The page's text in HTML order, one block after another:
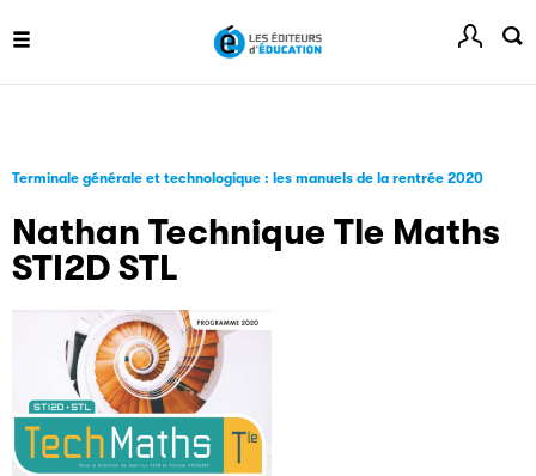
Terminale générale et technologique : les manuels de la rentrée 2020
Nathan Technique Tle Maths
STI2D STL
La plateforme LivrEmploi regroupe toutes les offres
Clic.EDIt
Clic.EDIt, pour faciliter les échanges informatisés entre